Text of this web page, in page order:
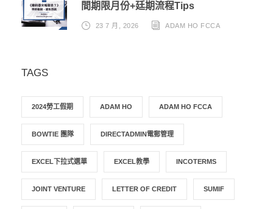
間期限月份+廷期流程Tips
23 7 月, 2026 ADAM HO FCCA
TAGS
2024勞工假期 ADAM HO ADAM HO FCCA
BOWTIE 團隊 DIRECTADMIN電郵管理
EXCEL下拉式選單 EXCEL教學 INCOTERMS
JOINT VENTURE LETTER OF CREDIT SUMIF